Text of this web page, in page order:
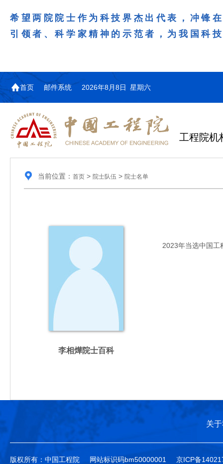
希望两院院士作为科技界杰出代表，冲锋
引领者、科学家精神的示范者，为我国科
首页 邮件系统 2026年8月8日 星期六
工程院机
当前位置： 首页> 院士队伍 > 院士名单
李相燁院士百科
2023年当选中国工
关
版权所有：中国工程院 网站标识码bm50000001
京ICP备